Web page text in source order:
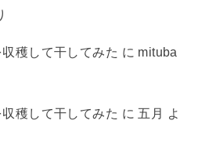
穫して干してみた に mituba
穫して干してみた に 五月 よ